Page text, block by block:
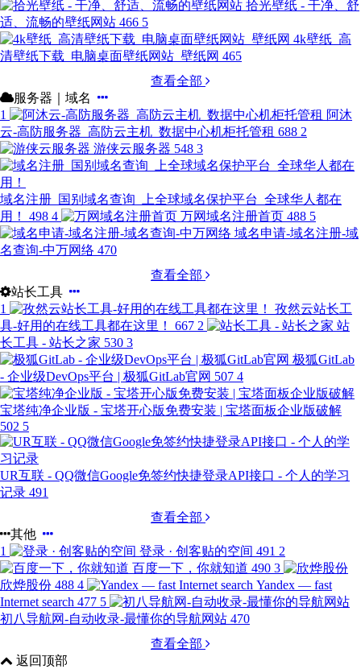
拾光壁纸 - 干净、舒
适、流畅的壁纸网站 466 5
4k壁纸_高
清壁纸下载_电脑桌面壁纸网站_壁纸网 465
查看全部
服务器｜域名
1
阿沐
云-高防服务器_高防云主机_数据中心机柜托管租 688 2
游侠云服务器 548 3
域名注册_国别域名查询_上全球域名保护平台_全球华人都在
用！
498 4 万网域名注册首页 488 5
域名申请-域名注册-域
名查询-中万网络 470
查看全部
站长工具
1
孜然云站长工
具-好用的在线工具都在这里！
667 2
站
长工具 - 站长之家 530 3
极狐GitLab
- 企业级DevOps平台 | 极狐GitLab官网 507 4
宝塔纯净企业版 - 宝塔开心版免费安装 | 宝塔面板企业版破解
502 5
UR互联 - QQ微信Google免签约快捷登录API接口 - 个人的学习
记录 491
查看全部
其他
1
登录 · 创客贴的空间 491 2
百度一下，你就知道 490 3
欣烨股份 488 4
Yandex — fast
Internet search 477 5
初八导航网-自动收录-最懂你的导航网站 470
查看全部
返回顶部